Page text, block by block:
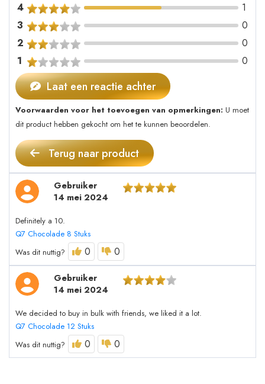
4
1
3
0
2
0
1
0
Laat een reactie achter
Voorwaarden voor het toevoegen van opmerkingen: U moet
dit product hebben gekocht om het te kunnen beoordelen.
Terug naar product
Gebruiker
14 mei 2024
Definitely a 10.
Q7 Chocolade 8 Stuks
Was dit nuttig?
0 0
Gebruiker
14 mei 2024
We decided to buy in bulk with friends, we liked it a lot.
Q7 Chocolade 12 Stuks
Was dit nuttig?
0 0